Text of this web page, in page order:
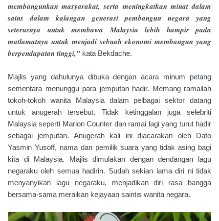
membangunkan masyarakat, serta meningkatkan minat dalam
sains dalam kalangan generasi pembangun negara yang
seterusnya untuk membawa Malaysia lebih hampir pada
matlamatnya untuk menjadi sebuah ekonomi membangun yang
berpendapatan tinggi,” kata Bekdache.
Majlis yang dahulunya dibuka dengan acara minum petang
sementara menunggu para jemputan hadir. Memang ramailah
tokoh-tokoh wanita Malaysia dalam pelbagai sektor datang
untuk anugerah tersebut. Tidak ketinggalan juga selebriti
Malaysia seperti Marion Counter dan ramai lagi yang turut hadir
sebagai jemputan. Anugerah kali ini diacarakan oleh Dato
Yasmin Yusoff, nama dan pemilik suara yang tidak asing bagi
kita di Malaysia. Majlis dimulakan dengan dendangan lagu
negaraku oleh semua hadirin. Sudah sekian lama diri ni tidak
menyanyikan lagu negaraku, menjadikan diri rasa bangga
bersama-sama meraikan kejayaan saintis wanita negara.